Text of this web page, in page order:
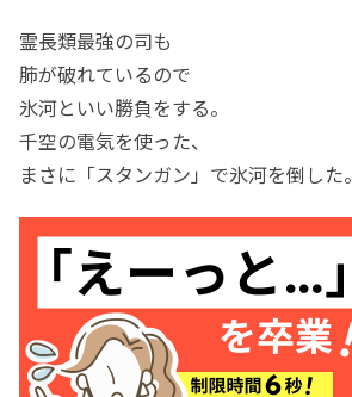
霊長類最強の司も
肺が破れているので
氷河といい勝負をする。
千空の電気を使った、
まさに「スタンガン」で氷河を倒した。